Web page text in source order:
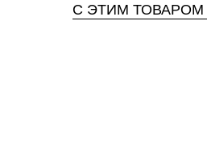
С ЭТИМ